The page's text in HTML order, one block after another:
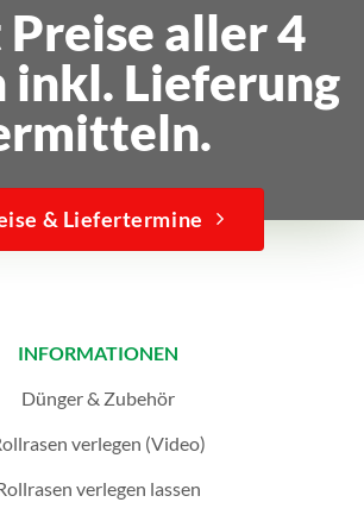
aller 4
inkl. Lieferung
& Liefertermine
INFORMATIONEN
Dünger & Zubehör
verlegen (Video)
verlegen lassen